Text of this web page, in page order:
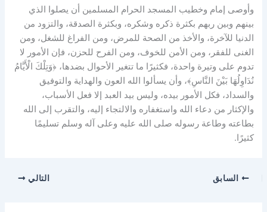
وأوصى إمام وخطيب المسجد الحرام المسلمين أن يصلوا الذي
بينهم وبين ربهم بكثرة ذكره وشكره، وبكثرة الصدقة، والتزود من
الدنيا للآخرة، والأخذ من الصحة للمرض، ومن الفراغ للشغل، ومن
الغنى للفقر، ومن الأمن للخوف، ومن الفرح للحزن، فإن الأمور لا
تدوم على وتيرة واحدة، فكثيرًا ما تتغير الأحوال بضدها، ﴿وَتِلْكَ الْأَيَّامُ
نُدَاوِلُهَا بَيْنَ النَّاسِ﴾، وأن يسألوا الله العون والهداية والتوفيق
والسداد، فكل الأمور بيده، وليس بيد العبد إلا فعل الأسباب،
والإكثار من دعاء الله واستغفاره والالتجاء إليه، والتقرب إلى الله
بطاعته وطاعة رسوله صلى الله عليه وعلى آله وسلم تسليمًا
كثيرًا.
السابق التالي